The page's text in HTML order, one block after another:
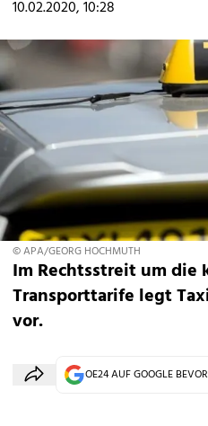
10.02.2020, 10:28
© APA/GEORG HOCHMUTH
Im Rechtsstreit um die
Transporttarife legt
vor.
OE24 AUF GOOGLE